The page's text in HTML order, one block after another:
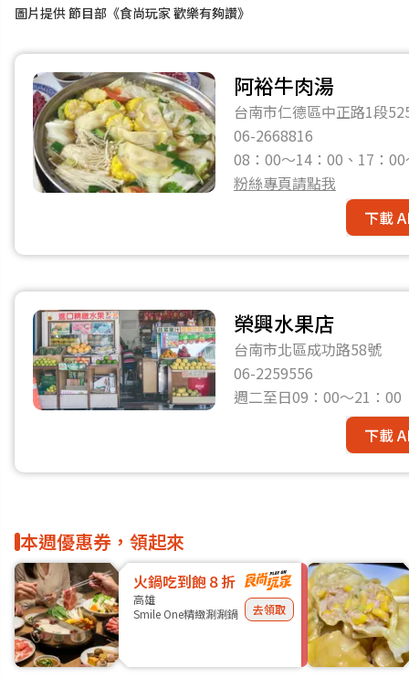
圖片提供 節目部《食尚玩家 歡樂有夠讚》
阿裕牛肉湯
台南市仁德區中正路1段
06-2668816
08：00～14：00、17：
粉絲專頁請點我
下載
榮興水果店
台南市北區成功路58號
06-2259556
週二至日09：00～21：00
下載
本週優惠券，領起來
火鍋吃到飽８折
高雄
Smile One精緻涮涮鍋
去領取